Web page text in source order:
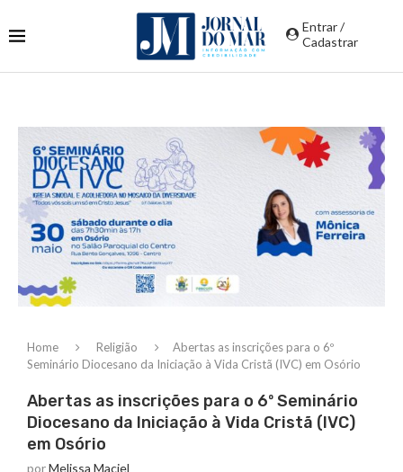
Entrar /
Cadastrar
Home Religião
Abertas as inscrições para o 6º
Seminário Diocesano da Iniciação à Vida Cristã (IVC) em Osório
Abertas as inscrições para o 6º Seminário
Diocesano da Iniciação à Vida Cristã (IVC)
em Osório
porMelissa Maciel